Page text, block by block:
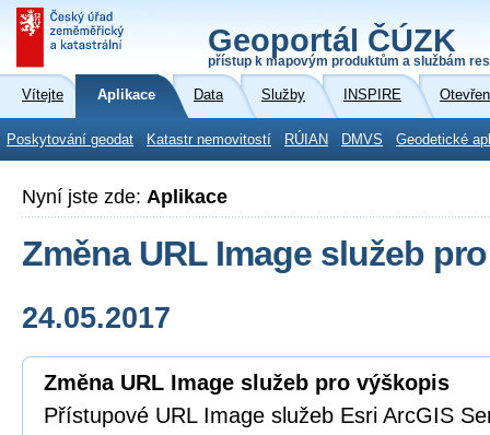
Geoportál ČÚZK
přístup k mapovým produktům a službám
Vítejte Aplikace Data Služby INSPIRE
Poskytování geodat Katastr nemovitostí RÚIAN DMVS Geodetické
Nyní jste zde: Aplikace
Změna URL Image služeb
24.05.2017
Změna URL Image služeb pro výškopis
Přístupové URL Image služeb Esri ArcGIS